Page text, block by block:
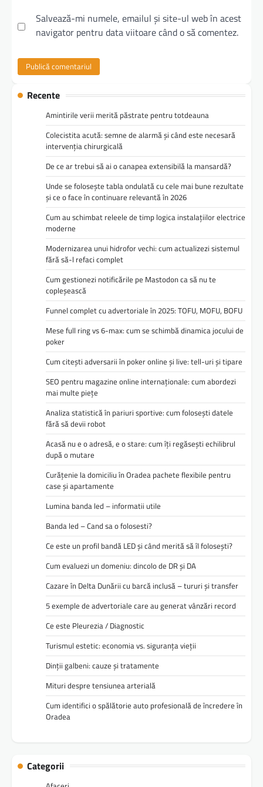
Salvează-mi numele, emailul și site-ul web în acest
navigator pentru data viitoare când o să comentez.
Recente
Amintirile verii merită păstrate pentru totdeauna
Colecistita acută: semne de alarmă și când este necesară
intervenția chirurgicală
De ce ar trebui să ai o canapea extensibilă la mansardă?
Unde se folosește tabla ondulată cu cele mai bune rezultate
și ce o face în continuare relevantă în 2026
Cum au schimbat releele de timp logica instalațiilor electrice
moderne
Modernizarea unui hidrofor vechi: cum actualizezi sistemul
fără să-l refaci complet
Cum gestionezi notificările pe Mastodon ca să nu te
copleșească
Funnel complet cu advertoriale în 2025: TOFU, MOFU, BOFU
Mese full ring vs 6-max: cum se schimbă dinamica jocului de
poker
Cum citești adversarii în poker online și live: tell-uri și tipare
SEO pentru magazine online internaționale: cum abordezi
mai multe piețe
Analiza statistică în pariuri sportive: cum folosești datele
fără să devii robot
Acasă nu e o adresă, e o stare: cum îți regăsești echilibrul
după o mutare
Curățenie la domiciliu în Oradea pachete flexibile pentru
case și apartamente
Lumina banda led – informatii utile
Banda led – Cand sa o folosesti?
Ce este un profil bandă LED și când merită să îl folosești?
Cum evaluezi un domeniu: dincolo de DR și DA
Cazare în Delta Dunării cu barcă inclusă – tururi și transfer
5 exemple de advertoriale care au generat vânzări record
Ce este Pleurezia / Diagnostic
Turismul estetic: economia vs. siguranța vieții
Dinții galbeni: cauze și tratamente
Mituri despre tensiunea arterială
Cum identifici o spălătorie auto profesională de încredere în
Oradea
Categorii